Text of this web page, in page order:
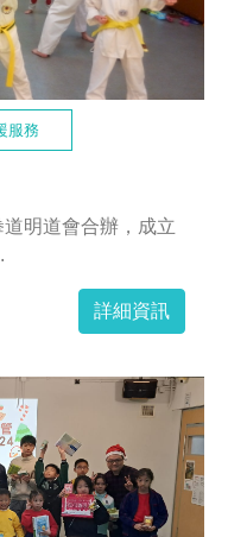
服務
明道會合辦，成立
詳細資訊